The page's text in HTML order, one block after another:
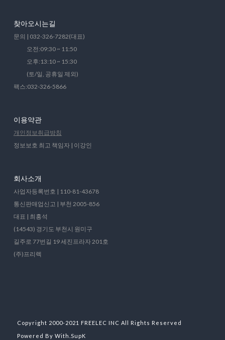
찾아오시는길
문의 | 032-326-7282(대표)
오전:09:30 ~ 11:50
오후:13:10 ~ 15:30
(토/일, 공휴일 제외)
팩스:032-326-5866
이용약관
개인정보취급방침
정보보호 최고 책임자 | 이강인
회사소개
사업자등록번호 | 110-81-43678
통신판매업신고 | 부천 2005-856
대표 | 최홍석
(14543) 경기도 부천시 원미구
길주로 77번길 19 세진프라자 201호
(주)프리렉
Copyright 2000-2021 FREELEC INC All Rights Reserved
Powered By With.SupK